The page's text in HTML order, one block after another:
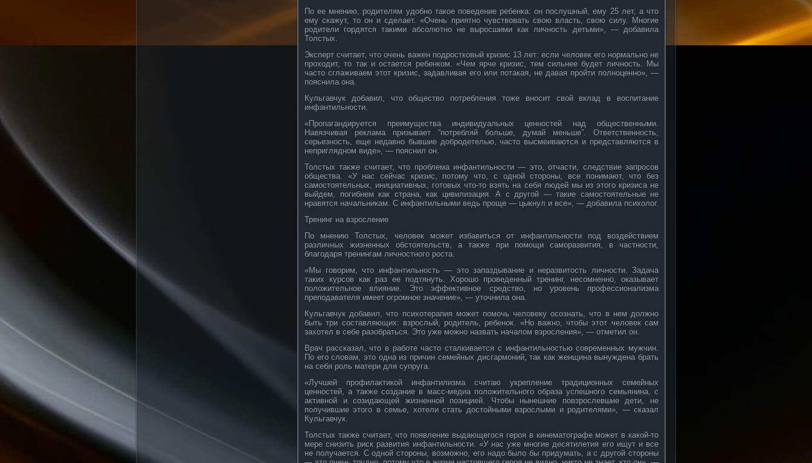
По ее мнению, родителям удобно такое поведение ребенка: он послушный, ему 25 лет, а что
ему скажут, то он и сделает. «Очень приятно чувствовать свою власть, свою силу. Многие
родители гордятся такими абсолютно не выросшими как личность детьми», — добавила
Толстых.
Эксперт считает, что очень важен подростковый кризис 13 лет: если человек его нормально не
проходит, то так и остается ребенком. «Чем ярче кризис, тем сильнее будет личность. Мы
часто сглаживаем этот кризис, задавливая его или потакая, не давая пройти полноценно», —
пояснила она.
Кульгавчук добавил, что общество потребления тоже вносит свой вклад в воспитание
инфантильности.
«Пропагандируется преимущества индивидуальных ценностей над общественными.
Навязчивая реклама призывает “потребляй больше, думай меньше”. Ответственность,
серьезность, еще недавно бывшие добродетелью, часто высмеиваются и представляются в
неприглядном виде», — пояснил он.
Толстых также считает, что проблема инфантильности — это, отчасти, следствие запросов
общества. «У нас сейчас кризис, потому что, с одной стороны, все понимают, что без
самостоятельных, инициативных, готовых что-то взять на себя людей мы из этого кризиса не
выйдем, погибнем как страна, как цивилизация. А с другой — такие самостоятельные не
нравятся начальникам. С инфантильными ведь проще — цыкнул и все», — добавила психолог.
Тренинг на взросление
По мнению Толстых, человек может избавиться от инфантильности под воздействием
различных жизненных обстоятельств, а также при помощи саморазвития, в частности,
благодаря тренингам личностного роста.
«Мы говорим, что инфантильность — это запаздывание и неразвитость личности. Задача
таких курсов как раз ее подтянуть. Хорошо проведенный тренинг, несомненно, оказывает
положительное влияние. Это эффективное средство, но уровень профессионализма
преподавателя имеет огромное значение», — уточнила она.
Кульгавчук добавил, что психотерапия может помочь человеку осознать, что в нем должно
быть три составляющих: взрослый, родитель, ребенок. «Но важно, чтобы этот человек сам
захотел в себе разобраться. Это уже можно назвать началом взросления», — отметил он.
Врач рассказал, что в работе часто сталкивается с инфантильностью современных мужчин.
По его словам, это одна из причин семейных дисгармоний, так как женщина вынуждена брать
на себя роль матери для супруга.
«Лучшей профилактикой инфантилизма считаю укрепление традиционных семейных
ценностей, а также создание в масс-медиа положительного образа успешного семьянина, с
активной и созидающей жизненной позицией. Чтобы нынешние повзрослевшие дети, не
получившие этого в семье, хотели стать достойными взрослыми и родителями», — сказал
Кульгавчук.
Толстых также считает, что появление выдающегося героя в кинематографе может в какой-то
мере снизить риск развития инфантильности. «У нас уже многие десятилетия его ищут и все
не получается. С одной стороны, возможно, его надо было бы придумать, а с другой стороны